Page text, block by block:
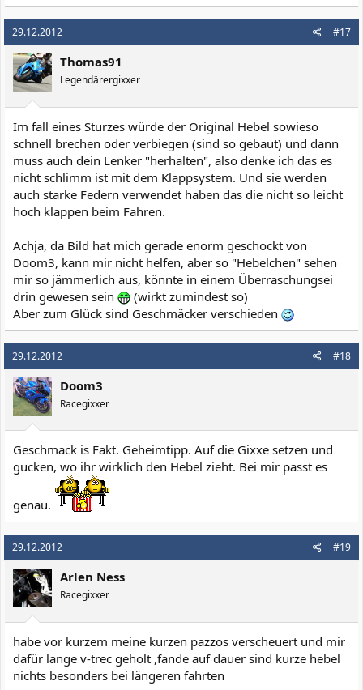
29.12.2012 #17
Thomas91
Legendärergixxer
Im fall eines Sturzes würde der Original Hebel sowieso
schnell brechen oder verbiegen (sind so gebaut) und dann
muss auch dein Lenker "herhalten", also denke ich das es
nicht schlimm ist mit dem Klappsystem. Und sie werden
auch starke Federn verwendet haben das die nicht so leicht
hoch klappen beim Fahren.
Achja, da Bild hat mich gerade enorm geschockt von
Doom3, kann mir nicht helfen, aber so "Hebelchen" sehen
mir so jämmerlich aus, könnte in einem Überraschungsei
drin gewesen sein
(wirkt zumindest so)
Aber zum Glück sind Geschmäcker verschieden
29.12.2012 #18
Doom3
Racegixxer
Geschmack is Fakt. Geheimtipp. Auf die Gixxe setzen und
gucken, wo ihr wirklich den Hebel zieht. Bei mir passt es
genau.
29.12.2012 #19
Arlen Ness
Racegixxer
habe vor kurzem meine kurzen pazzos verscheuert und mir
dafür lange v-trec geholt ,fande auf dauer sind kurze hebel
nichts besonders bei längeren fahrten